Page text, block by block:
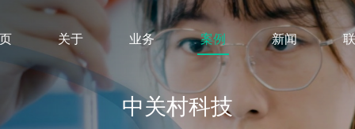
关于 业务 案例 新闻
中关村科技